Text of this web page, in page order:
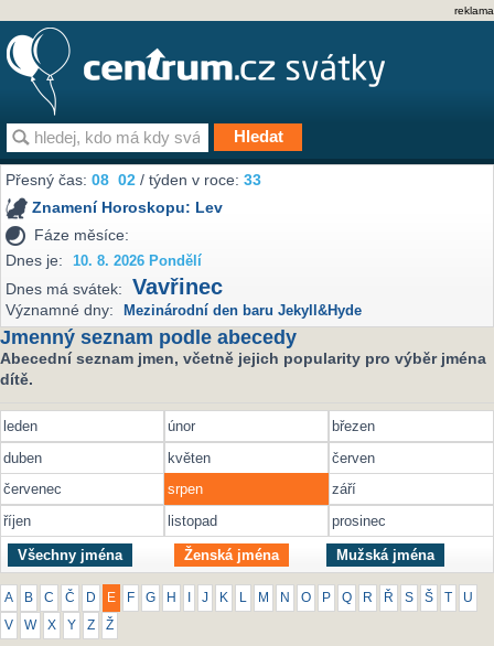
reklama
Přesný čas:08 02 / týden v roce:33
Znamení Horoskopu: Lev
Fáze měsíce:
Dnes je:
10. 8. 2026 Pondělí
Dnes má svátek: Vavřinec
Významné dny: Mezinárodní den baru Jekyll&Hyde
Jmenný seznam podle abecedy
Abecední seznam jmen, včetně jejich popularity pro výběr jména
dítě.
leden únor
březen
duben
květen
červen
červenec
srpen
září
říjen
listopad prosinec
Všechny jména Ženská jména Mužská jména
A B C Č D E F G H J K M N O P Q R Ř S Š U
V W X Y Z Ž